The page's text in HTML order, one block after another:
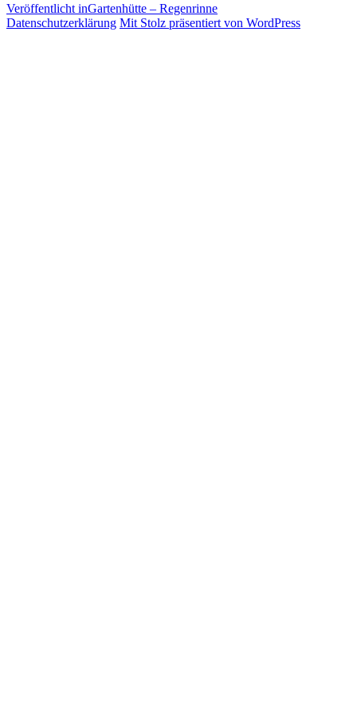
Veröffentlicht inGartenhütte – Regenrinne
Datenschutzerklärung Mit Stolz präsentiert von WordPress